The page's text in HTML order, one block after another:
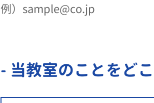
例）sample@co.jp
- 当教室のことをど